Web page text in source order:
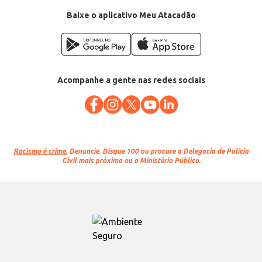
Baixe o aplicativo Meu Atacadão
Acompanhe a gente nas redes sociais
Racismo é crime. Denuncie. Disque 100 ou procure a Delegacia de Polícia
Civil mais próxima ou o Ministério Público.